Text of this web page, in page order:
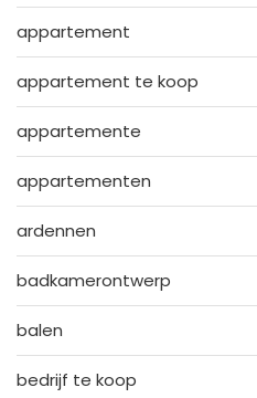
appartement
appartement te koop
appartemente
appartementen
ardennen
badkamerontwerp
balen
bedrijf te koop